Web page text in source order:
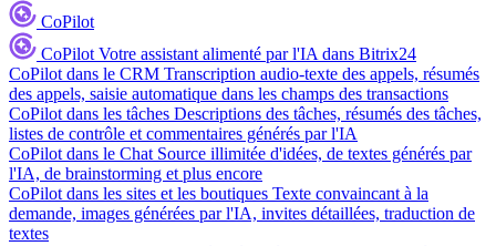
CoPilot
CoPilot Votre assistant alimenté par l'IA dans Bitrix24
CoPilot dans le CRM Transcription audio-texte des appels, résumés
des appels, saisie automatique dans les champs des transactions
CoPilot dans les tâches Descriptions des tâches, résumés des tâches,
listes de contrôle et commentaires générés par l'IA
CoPilot dans le Chat Source illimitée d'idées, de textes générés par
l'IA, de brainstorming et plus encore
CoPilot dans les sites et les boutiques Texte convaincant à la
demande, images générées par l'IA, invites détaillées, traduction de
textes